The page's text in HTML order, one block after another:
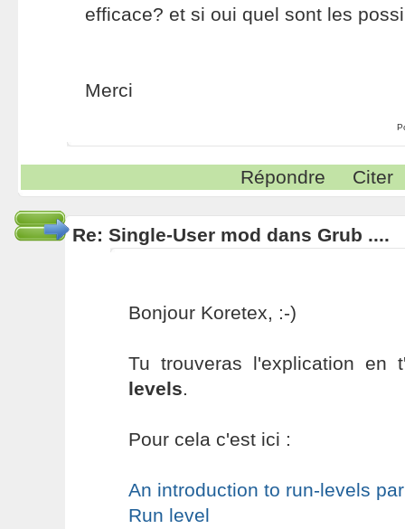
efficace? et si oui quel sont les
Merci
Répondre Citer
Re: Single-User mod dans Grub ....
Bonjour Koretex, :-)
Tu trouveras l'explication en
levels.
Pour cela c'est ici :
An introduction to run-levels
Run level